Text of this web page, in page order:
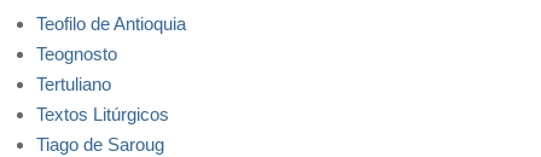
Teofilo de Antioquia
Teognosto
Tertuliano
Textos Litúrgicos
Tiago de Saroug